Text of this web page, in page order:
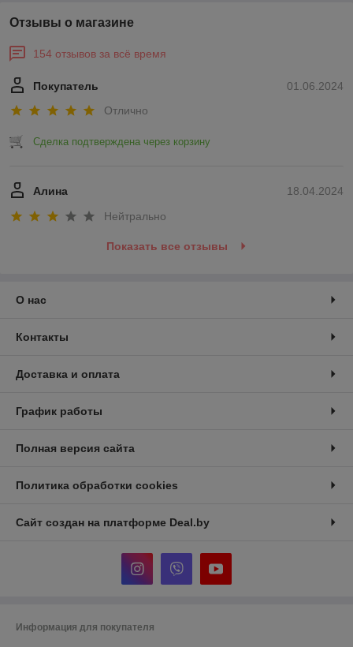
Отзывы о магазине
154 отзывов за всё время
01.06.2024
Покупатель
Отлично
Сделка подтверждена через корзину
18.04.2024
Алина
Нейтрально
Показать все отзывы
О нас
Контакты
Доставка и оплата
График работы
Полная версия сайта
Политика обработки cookies
Сайт создан на платформе Deal.by
Информация для покупателя